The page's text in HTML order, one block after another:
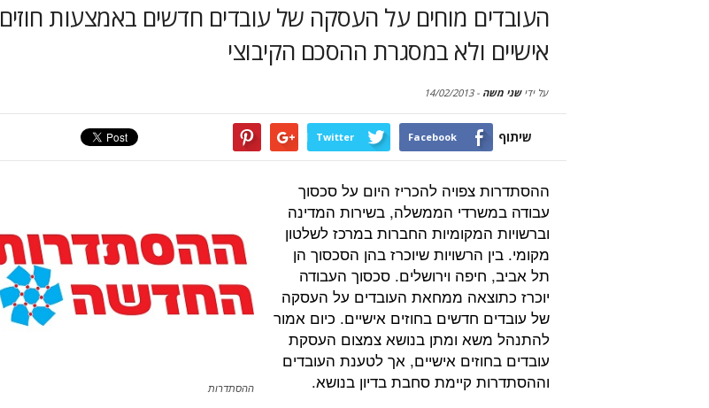
העובדים מוחים על העסקה של עובדים חדשים באמצעות חוזים
אישיים ולא במסגרת ההסכם הקיבוצי
על ידישני משה -
14/02/2013
שיתוף Facebook
Twitter
ההסתדרות
ההסתדרות צפויה להכריז היום על סכסוך
עבודה במשרדי הממשלה, בשירות המדינה
וברשויות המקומיות החברות במרכז לשלטון
מקומי. בין הרשויות שיוכרז בהן הסכסוך הן
תל אביב, חיפה וירושלים. סכסוך העבודה
יוכרז כתוצאה ממחאת העובדים על העסקה
של עובדים חדשים בחוזים אישיים. כיום אמור
להתנהל משא ומתן בנושא צמצום העסקת
עובדים בחוזים אישיים, אך לטענת העובדים
וההסתדרות קיימת סחבת בדיון בנושא.